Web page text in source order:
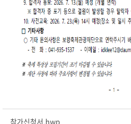
참가신청서.hwp